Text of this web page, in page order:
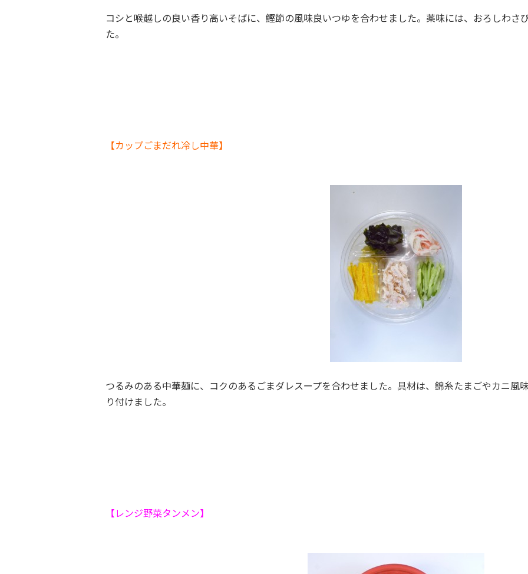
コシと喉越しの良い香り高いそばに、鰹節の風味良いつゆを合わせました。薬味には、おろしわさ
た。
【カップごまだれ冷し中華】
つるみのある中華麺に、コクのあるごまダレスープを合わせました。具材は、錦糸たまごやカニ風
り付けました。
【レンジ野菜タンメン】